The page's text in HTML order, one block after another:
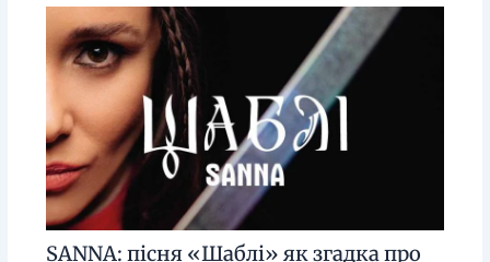
SANNA: пісня «Шаблі» як згадка про